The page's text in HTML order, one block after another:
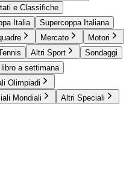
e Classifiche
Italia
Supercoppa Italiana
Mercato
Motori
Altri Sport
Sondaggi
libro a settimana
Olimpiadi
Mondiali Altri Speciali